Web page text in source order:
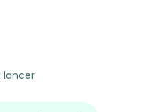
lancer